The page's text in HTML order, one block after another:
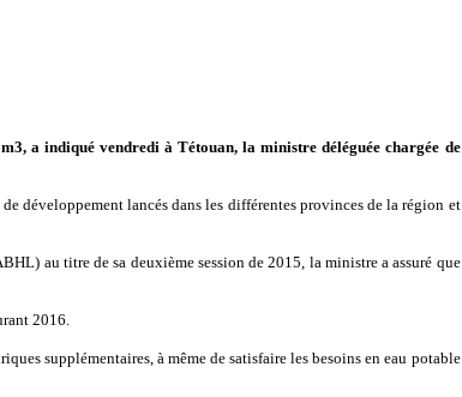
a indiqué vendredi à Tétouan, la ministre déléguée chargée de
développement lancés dans les différentes provinces de la région et
au titre de sa deuxième session de 2015, la ministre a assuré que
2016.
supplémentaires, à même de satisfaire les besoins en eau potable